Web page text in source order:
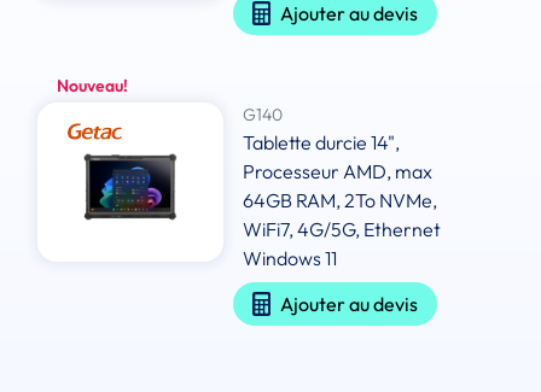
Ajouter au devis
Nouveau!
G140
Tablette durcie 14",
Processeur AMD, max
64GB RAM, 2To NVMe,
WiFi7, 4G/5G, Ethernet
Windows 11
Ajouter au devis